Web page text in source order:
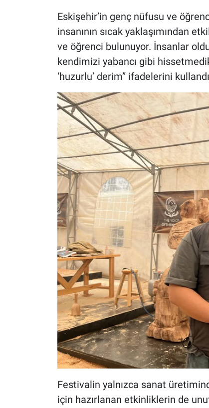
Eskişehir’in genç nüfusu ve
insanının sıcak yaklaşımından
ve öğrenci bulunuyor. İnsanlar
kendimizi yabancı gibi
‘huzurlu’ derim” ifadelerini
Festivalin yalnızca sanat
için hazırlanan etkinliklerin de